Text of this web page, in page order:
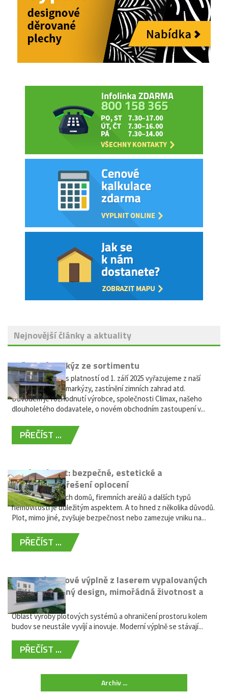
Nejnovější články a aktuality
Vyřazení markýz ze sortimentu
Vážení zákazníci, s platností od 1. září 2025 vyřazujeme z naší
nabídky výsuvné markýzy, zastínění zimních zahrad atd.
Důvodem je rozhodnutí výrobce, společnosti Climax, našeho
dlouholetého dodavatele, o novém obchodním zastoupení v...
PŘEČÍST ...
Hliníkový plot: bezpečné, estetické a
bezúdržbové řešení oplocení
Oplocení rodinných domů, firemních areálů a dalších typů
nemovitostí je důležitým aspektem. A to hned z několika důvodů.
Plot, mimo jiné, zvyšuje bezpečnost nebo zamezuje vniku na...
PŘEČÍST ...
Moderní plotové výplně z laserem vypalovaných
kovů: výjimečný design, mimořádná životnost a
žádná údržba
Oblast výroby plotových systémů a ohraničení prostoru kolem
budov se neustále vyvíjí a inovuje. Moderní výplně se stávají...
PŘEČÍST ...
Archiv ...